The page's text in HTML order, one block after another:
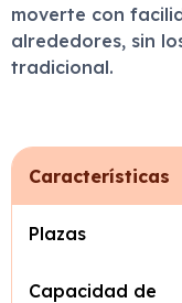
moverte con
alrededores, sin
tradicional.
Características
Plazas
Capacidad de